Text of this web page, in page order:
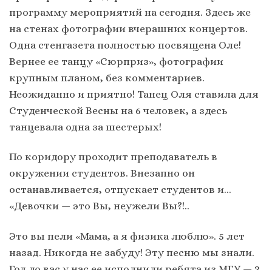
программу мероприятий на сегодня. Здесь же
на стенах фотографии вчерашних концертов.
Одна стенгазета полностью посвящена Оле!
Вернее ее танцу «Сюрприз», фотографии
крупным планом, без комментариев.
Неожиданно и приятно! Танец Оля ставила для
Студенческой Весны на 6 человек, а здесь
танцевала одна за шестерых!
По коридору проходит преподаватель в
окружении студентов. Внезапно он
останавливается, отпускает студентов и…
«Девочки — это Вы, неужели Вы?!..
Это вы пели «Мама, а я физика люблю». 5 лет
назад. Никогда не забуду! Эту песню мы знали.